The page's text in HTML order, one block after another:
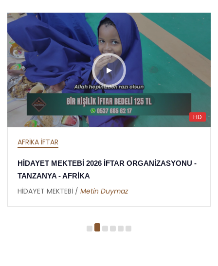
HD
AFRİKA İFTAR
HİDAYET MEKTEBİ 2026 İFTAR ORGANİZASYONU -
TANZANYA - AFRİKA
HİDAYET MEKTEBİ / Metin Duymaz